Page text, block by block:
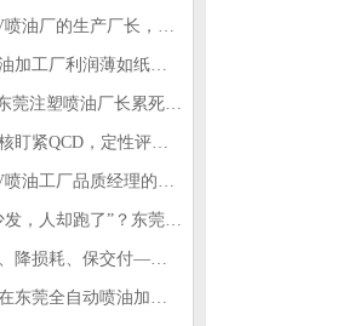
东莞UV喷油厂的生产厂长，到底在给工
东莞喷油加工厂利润薄如纸？这四项基本
80%的东莞注塑喷油厂长累死累活，利
定量考核盯紧QCD，定性评价看好配合
东莞UV喷油工厂品质经理的四项核心管
“钱没少发，人却跑了”？东莞注塑喷油
稳良率、降损耗、保交付——东莞这家U
零库存在东莞全自动喷油加工厂不可行的